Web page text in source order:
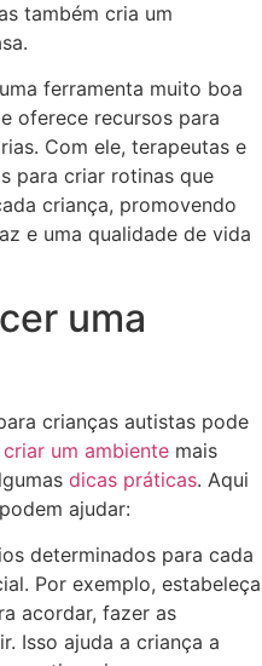
também cria um
ferramenta muito boa
oferece recursos para
Com ele, terapeutas e
para criar rotinas que
criança, promovendo
e uma qualidade de vida
uma
crianças autistas pode
criar um ambiente mais
dicas práticas. Aqui
ajudar:
determinados para cada
Por exemplo, estabeleça
acordar, fazer as
Isso ajuda a criança a